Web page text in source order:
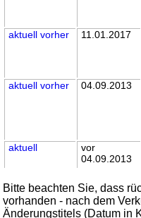
aktuell vorher 11.01.2017
aktuell vorher 04.09.2013
aktuell
vor
04.09.2013
Bitte beachten Sie, dass
vorhanden - nach dem
Änderungstitels (Datum in